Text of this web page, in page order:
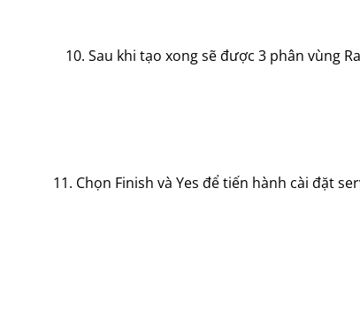
Sau khi tạo xong sẽ được 3 phân vùng
11. Chọn Finish và Yes để tiến hành cài đặt